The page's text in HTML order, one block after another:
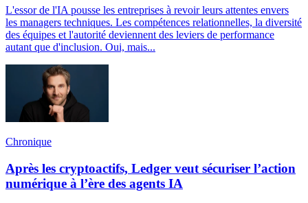
L'essor de l'IA pousse les entreprises à revoir leurs attentes envers
les managers techniques. Les compétences relationnelles, la diversité
des équipes et l'autorité deviennent des leviers de performance
autant que d'inclusion. Oui, mais...
Chronique
Après les cryptoactifs, Ledger veut sécuriser l’action
numérique à l’ère des agents IA